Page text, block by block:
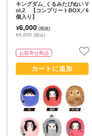
キングダム_くるみたぴぬい V
ol.2 【コンプリートBOX／6
個入り】
¥6,000 (税抜)
¥6,600 (税込)
お取寄せ商品
カートに追加